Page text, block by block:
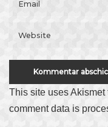
This site uses Akismet
comment data is